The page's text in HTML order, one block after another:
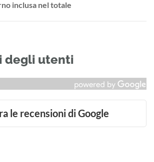
inclusa nel totale
degli utenti
le recensioni di Google